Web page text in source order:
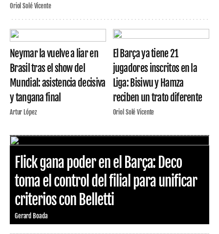
Oriol Solé Vicente
Neymar la vuelve a liar en
Brasil tras el show del
Mundial: asistencia decisiva
y tangana final
Artur López
El Barça ya tiene 21
jugadores inscritos en la
Liga: Bisiwu y Hamza
reciben un trato diferente
Oriol Solé Vicente
Flick gana poder en el Barça: Deco
toma el control del filial para unificar
criterios con Belletti
Gerard Boada